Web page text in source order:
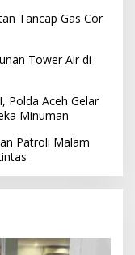
Tancap Gas Cor
Tower Air di
Polda Aceh Gelar
Minuman
Patroli Malam